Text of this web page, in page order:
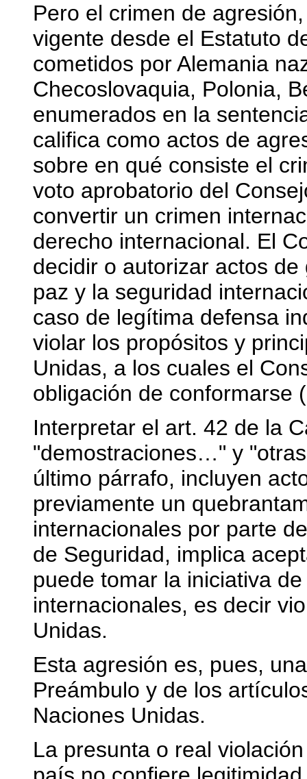
Pero el crimen de
vigente desde el Estatuto
cometidos por Alemania
Checoslovaquia, Polonia,
enumerados en la
califica como actos de
sobre en qué consiste el
voto aprobatorio del
convertir un crimen
derecho internacional. El
decidir o autorizar actos
paz y la seguridad
caso de legítima defensa
violar los propósitos y
Unidas, a los cuales el
obligación de conformarse
Interpretar el art. 42 de la
"demostraciones…" y
último párrafo, incluyen
previamente un
internacionales por parte
de Seguridad, implica
puede tomar la iniciativa
internacionales, es decir
Unidas.
Esta agresión es, pues,
Preámbulo y de los
Naciones Unidas.
La presunta o real